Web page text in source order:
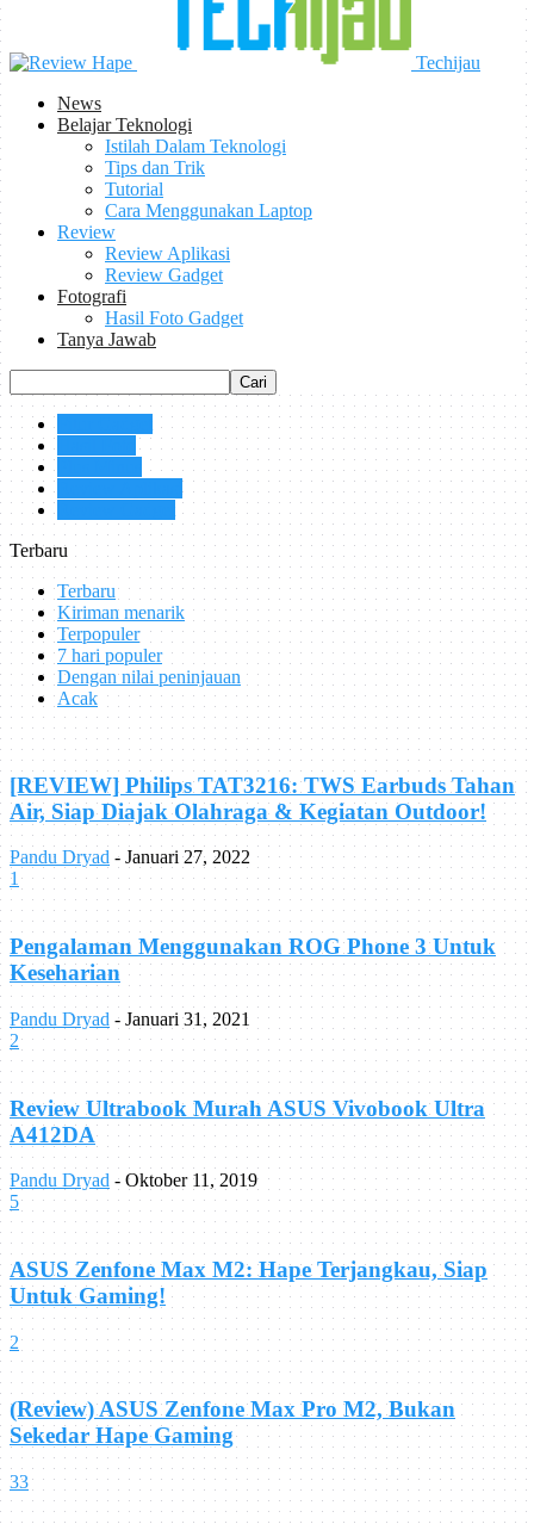
Techijau
News
Belajar Teknologi
Istilah Dalam Teknologi
Tips dan Trik
Tutorial
Cara Menggunakan Laptop
Review
Review Aplikasi
Review Gadget
Fotografi
Hasil Foto Gadget
Tanya Jawab
Terbaru
Terbaru
Kiriman menarik
Terpopuler
7 hari populer
Dengan nilai peninjauan
Acak
[REVIEW] Philips TAT3216: TWS Earbuds Tahan
Air, Siap Diajak Olahraga & Kegiatan Outdoor!
Pandu Dryad - Januari 27, 2022
1
Pengalaman Menggunakan ROG Phone 3 Untuk
Keseharian
Pandu Dryad - Januari 31, 2021
2
Review Ultrabook Murah ASUS Vivobook Ultra
A412DA
Pandu Dryad - Oktober 11, 2019
5
ASUS Zenfone Max M2: Hape Terjangkau, Siap
Untuk Gaming!
2
(Review) ASUS Zenfone Max Pro M2, Bukan
Sekedar Hape Gaming
33